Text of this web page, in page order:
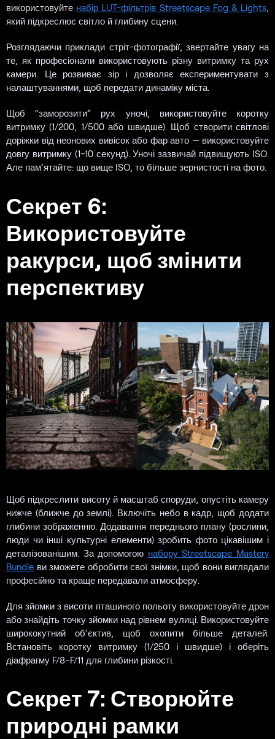
використовуйте набір LUT-фільтрів Streetscape Fog & Lights,
який підкреслює світло й глибину сцени.
Розглядаючи приклади стріт-фотографії, звертайте увагу на
те, як професіонали використовують різну витримку та рух
камери. Це розвиває зір і дозволяє експериментувати з
налаштуваннями, щоб передати динаміку міста.
Щоб “заморозити” рух уночі, використовуйте коротку
витримку (1/200, 1/500 або швидше). Щоб створити світлові
доріжки від неонових вивісок або фар авто — використовуйте
довгу витримку (1–10 секунд). Уночі зазвичай підвищують ISO.
Але пам’ятайте: що вище ISO, то більше зернистості на фото.
Секрет 6:
Використовуйте
ракурси, щоб змінити
перспективу
Щоб підкреслити висоту й масштаб споруди, опустіть камеру
нижче (ближче до землі). Включіть небо в кадр, щоб додати
глибини зображенню. Додавання переднього плану (рослини,
люди чи інші культурні елементи) зробить фото цікавішим і
деталізованішим. За допомогою набору Streetscape Mastery
Bundle ви зможете обробити свої знімки, щоб вони виглядали
професійно та краще передавали атмосферу.
Для зйомки з висоти пташиного польоту використовуйте дрон
або знайдіть точку зйомки над рівнем вулиці. Використовуйте
ширококутний об’єктив, щоб охопити більше деталей.
Встановіть коротку витримку (1/250 і швидше) і оберіть
діафрагму F/8–F/11 для глибини різкості.
Секрет 7: Створюйте
природні рамки